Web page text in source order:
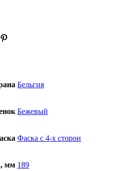
Pinterest
Бельгия
Бежевый
Фаска с 4-х сторон
мм 189